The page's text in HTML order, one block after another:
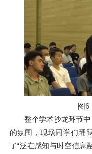
图6
整个学术沙龙环节
的氛围，现场同学们踊
了“泛在感知与时空信息